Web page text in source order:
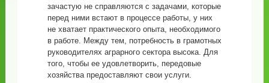
зачастую не справляются с задачами, которые
перед ними встают в процессе работы, у них
не хватает практического опыта, необходимого
в работе. Между тем, потребность в грамотных
руководителях аграрного сектора высока. Для
того, чтобы ее удовлетворить, передовые
хозяйства предоставляют свои услуги.